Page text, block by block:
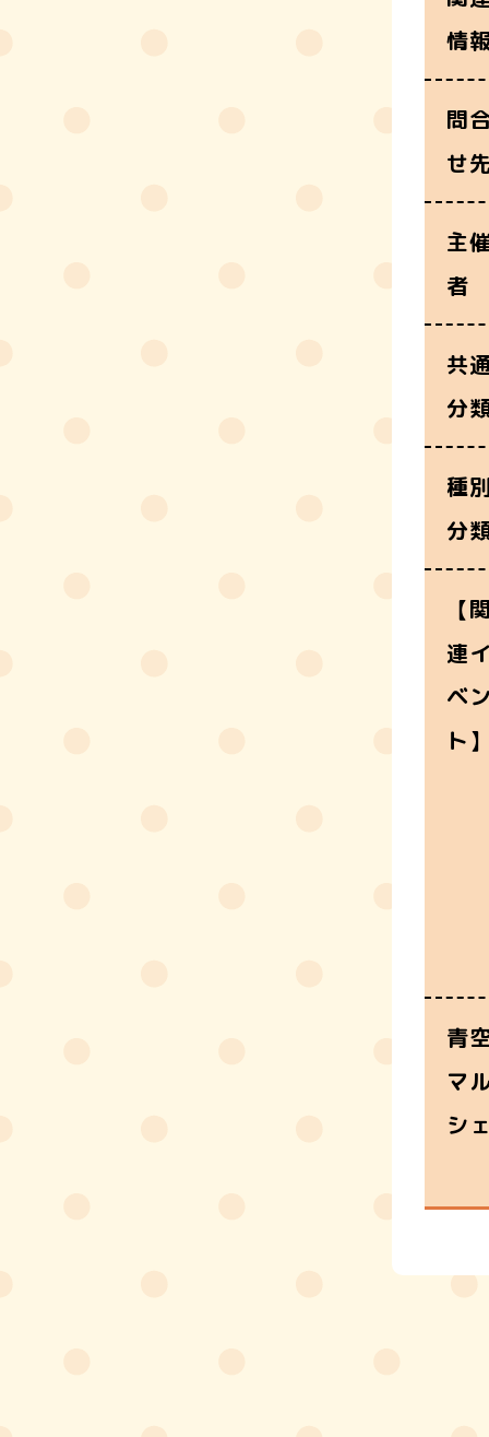
情
問
せ
主
者
共
分
種
分
【
連
ベ
ト
青
マ
シ